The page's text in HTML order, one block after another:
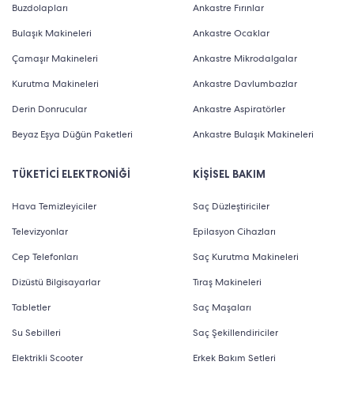
Buzdolapları
Bulaşık Makineleri
Çamaşır Makineleri
Kurutma Makineleri
Derin Donrucular
Beyaz Eşya Düğün Paketleri
TÜKETİCİ ELEKTRONİĞİ
Hava Temizleyiciler
Televizyonlar
Cep Telefonları
Dizüstü Bilgisayarlar
Tabletler
Su Sebilleri
Elektrikli Scooter
Ankastre Fırınlar
Ankastre Ocaklar
Ankastre Mikrodalgalar
Ankastre Davlumbazlar
Ankastre Aspiratörler
Ankastre Bulaşık Makineleri
KİŞİSEL BAKIM
Saç Düzleştiriciler
Epilasyon Cihazları
Saç Kurutma Makineleri
Tıraş Makineleri
Saç Maşaları
Saç Şekillendiriciler
Erkek Bakım Setleri